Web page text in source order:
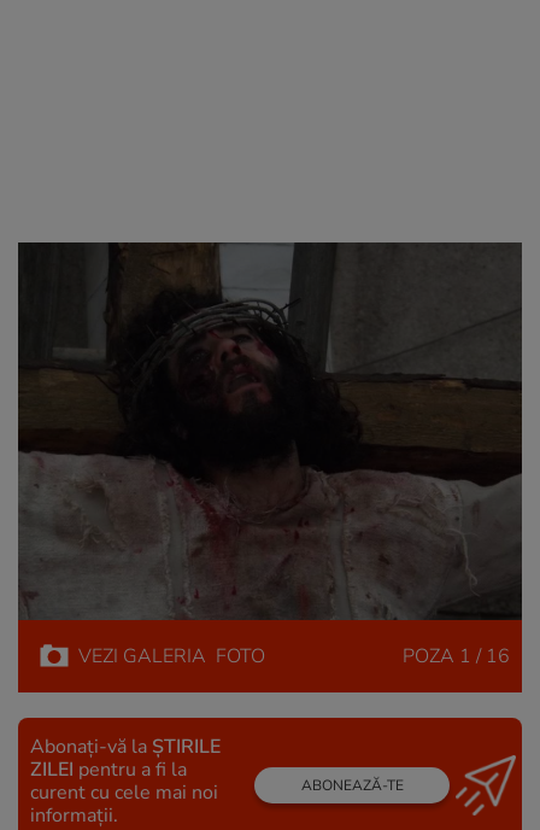
VEZI GALERIA FOTO POZA 1 / 16
Abonați-vă la ȘTIRILE
ZILEI pentru a fi la
curent cu cele mai noi
informații.
ABONEAZĂ-TE